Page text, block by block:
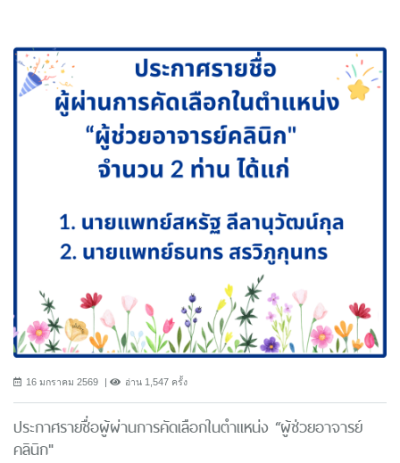
16 มกราคม 2569 อ่าน 1,547 ครั้ง
ประกาศรายชื่อผู้ผ่านการคัดเลือกในตำแหน่ง “ผู้ช่วยอาจารย์
คลินิก"